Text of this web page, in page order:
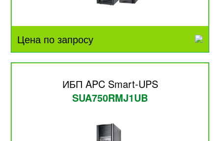
Цена по запросу
ИБП APC Smart-UPS
SUA750RMJ1UB